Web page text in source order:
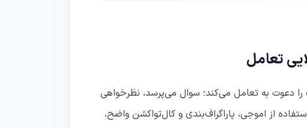
تعامل
به تعامل می‌کند؛ سوال می‌پرسد، نظرخواهی
از اموجی، پاراگراف‌بندی و کال‌تو‌اکشن واضح،